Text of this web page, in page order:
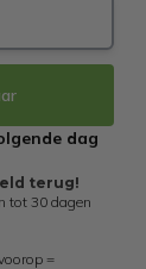
dag
terug!
tot 30 dagen
=